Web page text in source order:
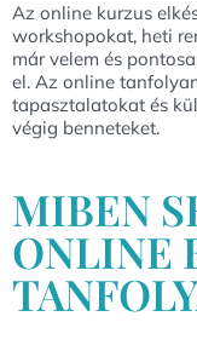
Az online kurzus
workshopokat, heti
már velem és
el. Az online
tapasztalatokat és
végig benneteket.
MIBEN
ONLINE